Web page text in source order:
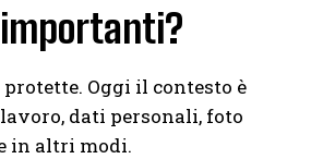
Oggi il contesto è
dati personali, foto
in altri modi.